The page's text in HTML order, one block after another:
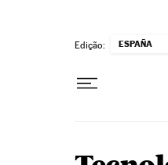
Edição: ESPAÑA